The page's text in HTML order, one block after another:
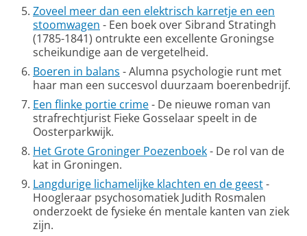
Zoveel meer dan een elektrisch karretje en een
stoomwagen - Een boek over Sibrand Stratingh
(1785-1841) ontrukte een excellente Groningse
scheikundige aan de vergetelheid.
Boeren in balans - Alumna psychologie runt met
haar man een succesvol duurzaam boerenbedrijf.
Een flinke portie crime- De nieuwe roman van
strafrechtjurist Fieke Gosselaar speelt in de
Oosterparkwijk.
Het Grote Groninger Poezenboek- De rol van de
kat in Groningen.
Langdurige lichamelijke klachten en de geest-
Hoogleraar psychosomatiek Judith Rosmalen
onderzoekt de fysieke én mentale kanten van ziek
zijn.